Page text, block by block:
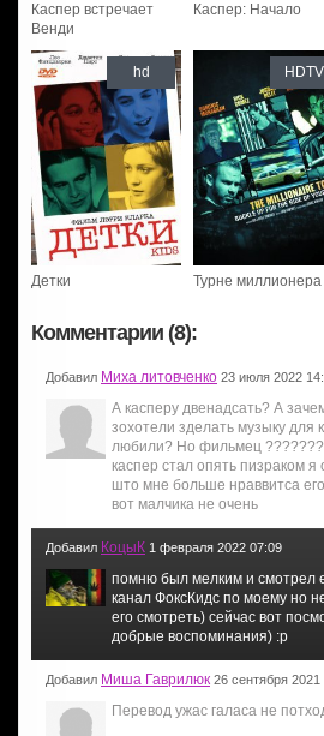
Каспер встречает
Венди
Каспер: Начало
Детки
hd
Турне миллионера
HDTV
Комментарии (8):
Добавил Миха литовченко 23 июля 2022
А касперу двенадсать? А
зохотели зделать музыку для
любили? Но фильмец
каспер стал опять пизраком
што мне больше нраввитса
вот малчика не очень
Добавил КоцыК 1 февраля 2022 07:09
помню был мелким и смотрел
канал ФоксКидс по моему но
его смотреть) сейчас вот
добрые воспоминания) :р
Добавил Миша Гаврилюк 26 сентября 2021
Перевод ужас галаса не